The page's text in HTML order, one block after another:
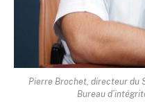
Pierre Brochet, directeur du
Bureau